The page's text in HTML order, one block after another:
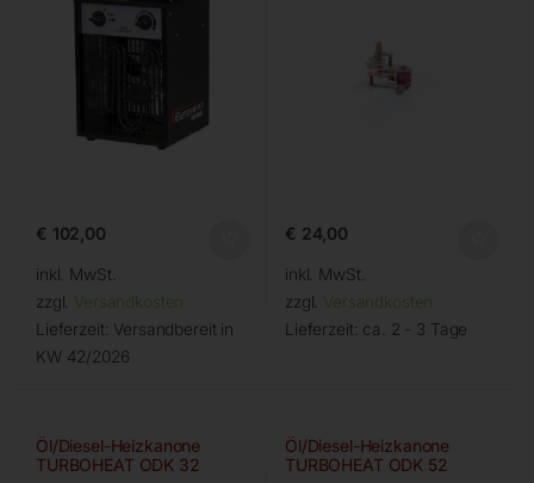
€ 102,00
inkl. MwSt.
zzgl. Versandkosten
Lieferzeit: Versandbereit in
KW 42/2026
€ 24,00
inkl. MwSt.
zzgl. Versandkosten
Lieferzeit: ca. 2 - 3 Tage
Öl/Diesel-Heizkanone
TURBOHEAT ODK 32
Öl/Diesel-Heizkanone
TURBOHEAT ODK 52